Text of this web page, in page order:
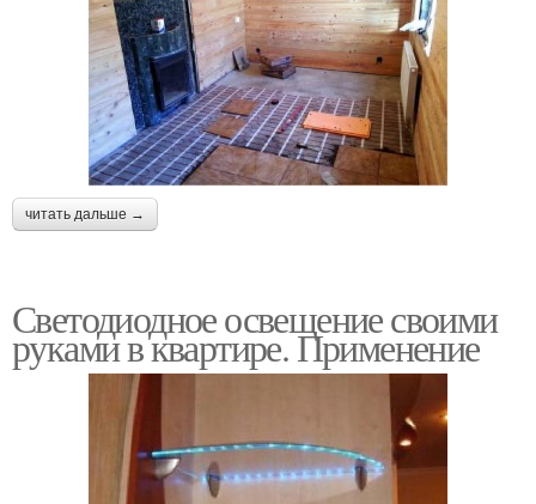
читать дальше →
Светодиодное освещение своими
руками в квартире. Применение